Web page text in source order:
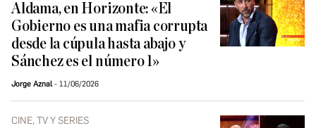
Aldama, en Horizonte: «El
Gobierno es una mafia corrupta
desde la cúpula hasta abajo y
Sánchez es el número 1»
Jorge Aznal 11/06/2026
CINE, TV Y SERIES